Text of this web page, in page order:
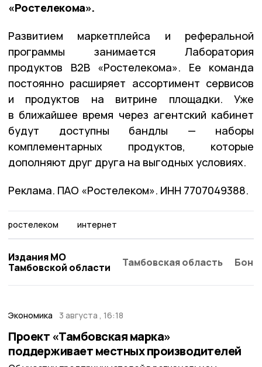
«Ростелекома».
Развитием маркетплейса и реферальной
программы занимается Лаборатория
продуктов B2B «Ростелекома». Ее команда
постоянно расширяет ассортимент сервисов
и продуктов на витрине площадки. Уже
в ближайшее время через агентский кабинет
будут доступны бандлы — наборы
комплементарных продуктов, которые
дополняют друг друга на выгодных условиях.
Реклама. ПАО «Ростелеком». ИНН 7707049388.
ростелеком интернет
Издания МО
Тамбовской области
Тамбовская область
Экономика 3 августа , 16:18
Проект «Тамбовская марка»
поддерживает местных производителей